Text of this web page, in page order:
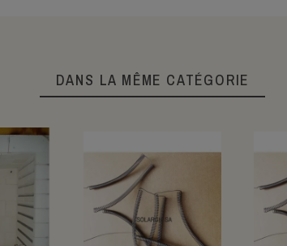
DANS LA MÊME CATÉGORIE